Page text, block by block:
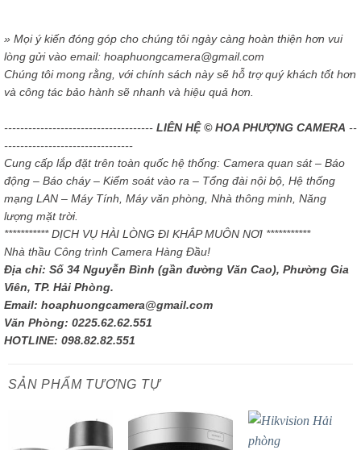
» Mọi ý kiến đóng góp cho chúng tôi ngày càng hoàn thiện hơn vui
lòng gửi vào email: hoaphuongcamera@gmail.com
Chúng tôi mong rằng, với chính sách này sẽ hỗ trợ quý khách tốt hơn
và công tác bảo hành sẽ nhanh và hiệu quả hơn.
------------------------------------- LIÊN HỆ © HOA PHƯỢNG CAMERA --
--------------------------------
Cung cấp lắp đặt trên toàn quốc hệ thống: Camera quan sát – Báo
động – Báo cháy – Kiểm soát vào ra – Tổng đài nội bộ, Hệ thống
mạng LAN – Máy Tính, Máy văn phòng, Nhà thông minh, Năng
lượng mặt trời.
*********** DỊCH VỤ HÀI LÒNG ĐI KHẮP MUÔN NƠI ***********
Nhà thầu Công trình Camera Hàng Đầu!
Địa chỉ: Số 34 Nguyễn Bình (gần đường Văn Cao), Phường Gia
Viên, TP. Hải Phòng.
Email: hoaphuongcamera@gmail.com
Văn Phòng: 0225.62.62.551
HOTLINE: 098.82.82.551
SẢN PHẨM TƯƠNG TỰ